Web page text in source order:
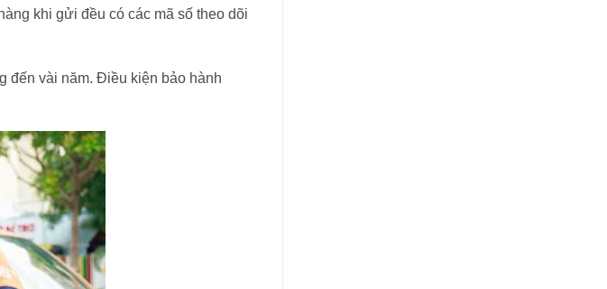
khi gửi đều có các mã số theo dõi
đến vài năm. Điều kiện bảo hành